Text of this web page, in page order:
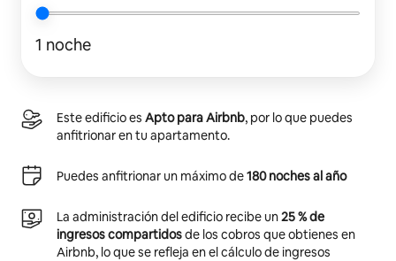
1 noche
Este edificio es Apto para Airbnb, por lo que puedes
anfitrionar en tu apartamento.
Puedes anfitrionar un máximo de180 noches al año
La administración del edificio recibe un25 % de
ingresos compartidosde los cobros que obtienes en
Airbnb, lo que se refleja en el cálculo de ingresos